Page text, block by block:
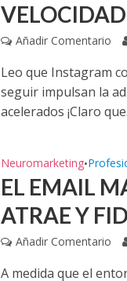
Añadir Comentario
Leo que Instagram
seguir impulsan la
acelerados ¡Claro
Neuromarketing•
EL EMAIL
ATRAE Y
Añadir Comentario
A medida que el